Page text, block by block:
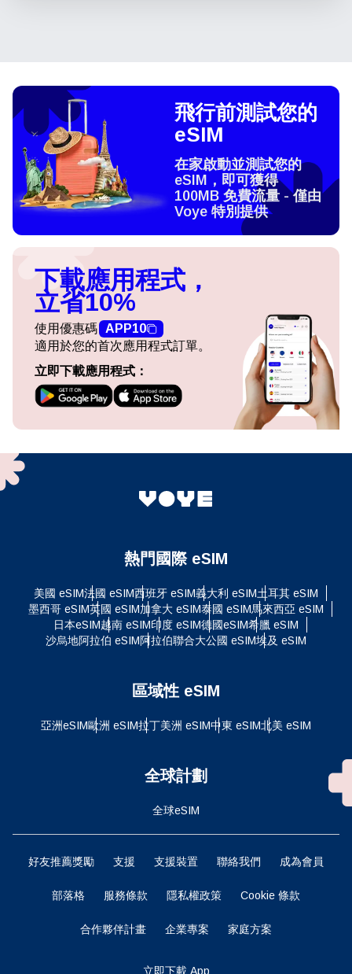
飛行前測試您的
eSIM
在家啟動並測試您的
eSIM，即可獲得
100MB 免費流量 - 僅由
Voye 特別提供
下載應用程式，
立省10%
使用優惠碼 APP10
適用於您的首次應用程式訂單。
立即下載應用程式：
熱門國際 eSIM
美國 eSIM法國 eSIM西班牙 eSIM義大利 eSIM土耳其 eSIM
墨西哥 eSIM英國 eSIM加拿大 eSIM泰國 eSIM馬來西亞 eSIM
日本eSIM越南 eSIM印度 eSIM德國eSIM希臘 eSIM
沙烏地阿拉伯 eSIM阿拉伯聯合大公國 eSIM埃及 eSIM
區域性 eSIM
亞洲eSIM歐洲 eSIM拉丁美洲 eSIM中東 eSIM北美 eSIM
全球計劃
全球eSIM
好友推薦獎勵 支援 支援裝置 聯絡我們 成為會員
部落格 服務條款 隱私權政策 Cookie 條款
合作夥伴計畫 企業專案 家庭方案
立即下載 App